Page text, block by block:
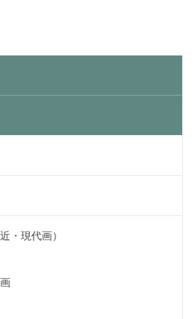
・現代画）